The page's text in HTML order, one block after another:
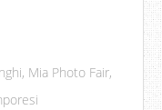
, Mia Photo Fair,